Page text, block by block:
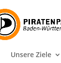
Unsere Ziele